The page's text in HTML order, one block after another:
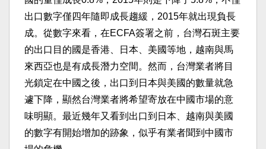
出口數字僅四年隨即成長趨緩，2015年就出現負長
成。從數字來看，在ECFA簽署之前，台灣石斑主要
的出口目的國是香港、日本、美國等地，越南與馬
來西亞也是有成長潛力空間。然而，台灣業者將目
光鎖定在中國之後，出口到日本與美國的數量就急
遽下降，顯然台灣業者將希望寄放在中國市場的意
味明顯。最近幾年又看到出口到日本、越南與美國
的數字有開始增加的跡象，似乎有業者聞到中國市